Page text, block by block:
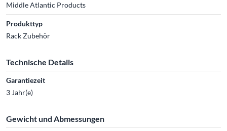
Middle Atlantic Products
Produkttyp
Rack Zubehör
Technische Details
Garantiezeit
3 Jahr(e)
Gewicht und Abmessungen